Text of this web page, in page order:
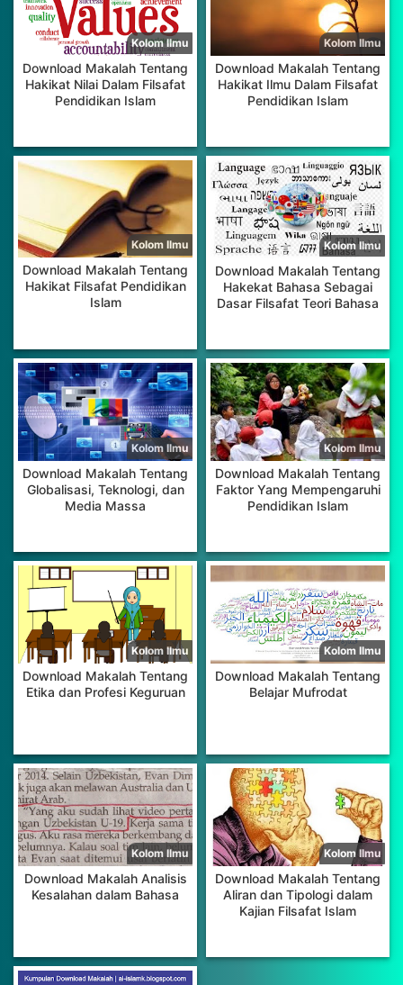
Download Makalah Tentang
Hakikat Nilai Dalam Filsafat
Pendidikan Islam
Download Makalah Tentang
Hakikat Ilmu Dalam Filsafat
Pendidikan Islam
Download Makalah Tentang
Hakikat Filsafat Pendidikan
Islam
Download Makalah Tentang
Hakekat Bahasa Sebagai
Dasar Filsafat Teori Bahasa
Download Makalah Tentang
Globalisasi, Teknologi, dan
Media Massa
Download Makalah Tentang
Faktor Yang Mempengaruhi
Pendidikan Islam
Download Makalah Tentang
Etika dan Profesi Keguruan
Download Makalah Tentang
Belajar Mufrodat
Download Makalah Analisis
Kesalahan dalam Bahasa
Download Makalah Tentang
Aliran dan Tipologi dalam
Kajian Filsafat Islam